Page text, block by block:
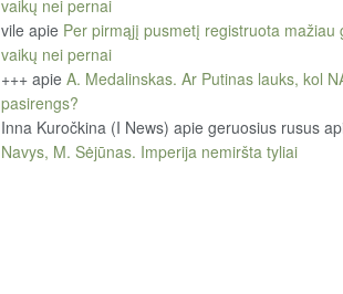
vaikų nei pernai
vile apie Per pirmąjį pusmetį registruota mažiau
vaikų nei pernai
+++ apie A. Medalinskas. Ar Putinas lauks, kol
pasirengs?
Inna Kuročkina (I News) apie geruosius rusus
Navys, M. Sėjūnas. Imperija nemiršta tyliai